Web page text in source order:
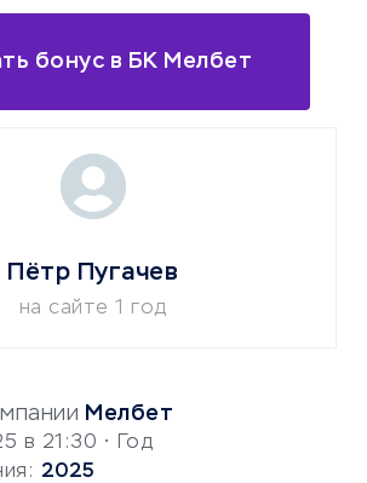
бонус в БК Мелбет
Мелбет
в 21:30 • Год
2025
Пётр Пугачев
на сайте 1 год